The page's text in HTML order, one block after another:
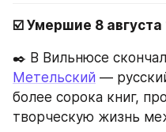
☑️ Умершие 8 августа
✒️ В Вильнюсе
Метельский —
более сорока книг,
творческую жизнь